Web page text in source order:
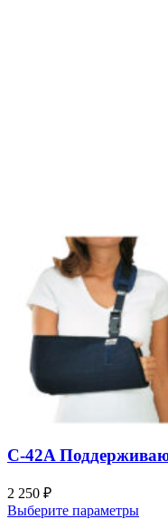
C-42A
2 250 ₽
Выберите параметры